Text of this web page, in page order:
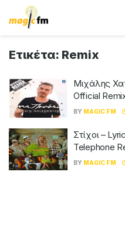
Ετικέτα: Remix
Μιχάλης
Official
BY MAGIC FM
Στίχοι –
Telephone
BY MAGIC FM